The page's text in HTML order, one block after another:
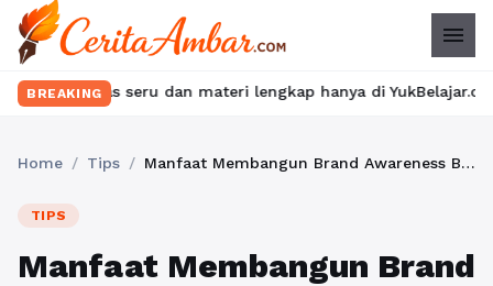
menu
BREAKING
seru dan materi lengkap hanya di YukBelajar.com.
Home / Tips / Manfaat Membangun Brand Awareness Bagi Perusahaan
TIPS
Manfaat Membangun Brand